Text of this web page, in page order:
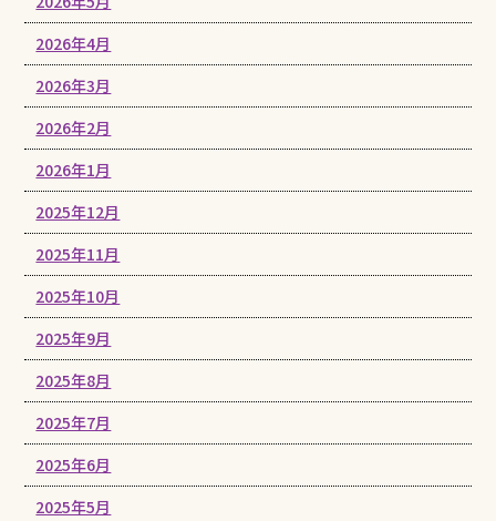
2026年4月
2026年3月
2026年2月
2026年1月
2025年12月
2025年11月
2025年10月
2025年9月
2025年8月
2025年7月
2025年6月
2025年5月